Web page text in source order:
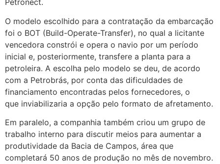
Petronect.
O modelo escolhido para a contratação da embarcação
foi o BOT (Build-Operate-Transfer), no qual a licitante
vencedora constrói e opera o navio por um período
inicial e, posteriormente, transfere a planta para a
petroleira. A escolha pelo modelo se deu, de acordo
com a Petrobrás, por conta das dificuldades de
financiamento encontradas pelos fornecedores, o
que inviabilizaria a opção pelo formato de afretamento.
Em paralelo, a companhia também criou um grupo de
trabalho interno para discutir meios para aumentar a
produtividade da Bacia de Campos, área que
completará 50 anos de produção no mês de novembro.